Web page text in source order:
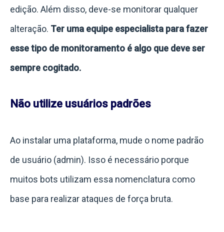
edição. Além disso, deve-se monitorar qualquer
alteração. Ter uma equipe especialista para fazer
esse tipo de monitoramento é algo que deve ser
sempre cogitado.
Não utilize usuários padrões
Ao instalar uma plataforma, mude o nome padrão
de usuário (admin). Isso é necessário porque
muitos bots utilizam essa nomenclatura como
base para realizar ataques de força bruta.